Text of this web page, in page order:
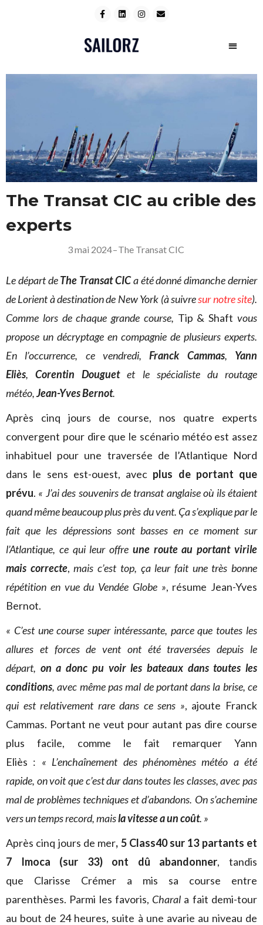
The Transat CIC au crible des
experts
3 mai 2024–The Transat CIC
Le départ deThe Transat CICa été donné dimanche dernier
de Lorient à destination de New York (à suivresur notre site).
Comme lors de chaque grande course, Tip & Shaft vous
propose un décryptage en compagnie de plusieurs experts.
En l’occurrence, ce vendredi,Franck Cammas, Yann
Eliès,Corentin Douguetet le spécialiste du routage
météo,Jean-Yves Bernot.
Après cinq jours de course, nos quatre experts
convergent pour dire que le scénario météo est assez
inhabituel pour une traversée de l’Atlantique Nord
dans le sens est-ouest, avec plus de portant que
prévu. « J’ai des souvenirs de transat anglaise où ils étaient
quand même beaucoup plus près du vent. Ça s’explique par le
fait que les dépressions sont basses en ce moment sur
l’Atlantique, ce qui leur offre une route au portant virile
mais correcte,mais c’est top, ça leur fait une très bonne
répétition en vue du Vendée Globe », résume Jean-Yves
Bernot.
« C’est une course super intéressante, parce que toutes les
allures et forces de vent ont été traversées depuis le
départ, on a donc pu voir les bateaux dans toutes les
conditions, avec même pas mal de portant dans la brise, ce
qui est relativement rare dans ce sens », ajoute Franck
Cammas. Portant ne veut pour autant pas dire course
plus facile, comme le fait remarquer Yann
Eliès : « L’enchaînement des phénomènes météo a été
rapide, on voit que c’est dur dans toutes les classes, avec pas
mal de problèmes techniques et d’abandons. On s’achemine
vers un temps record, maisla vitesse a un coût. »
Après cinq jours de mer, 5 Class40 sur 13 partants et
7 Imoca (sur 33) ont dû abandonner, tandis
que Clarisse Crémer a mis sa course entre
parenthèses. Parmi les favoris, Charal a fait demi-tour
au bout de 24 heures, suite à une avarie au niveau de